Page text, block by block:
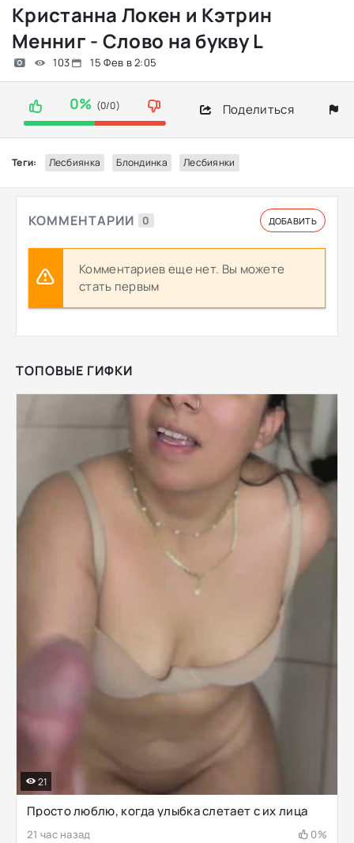
Кристанна Локен и Кэтрин
Менниг - Слово на букву L
103 15 Фев в 2:05
0% (0/0) Поделиться
Теги: Лесбиянка Блондинка Лесбиянки
КОММЕНТАРИИ 0 ДОБАВИТЬ
Комментариев еще нет. Вы можете
стать первым
ТОПОВЫЕ ГИФКИ
Просто люблю, когда улыбка слетает с их лица
21 час назад 0%
21